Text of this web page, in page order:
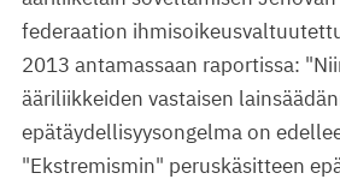
federaation
2013 antamassaan raportissa:
ääriliikkeiden vastaisen
epätäydellisyysongelma on
"Ekstremismin" peruskäsitteen